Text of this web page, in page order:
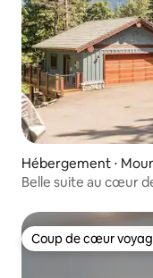
Hébergement ⋅
Belle suite au cœur
Coup de cœur
Coup de cœur